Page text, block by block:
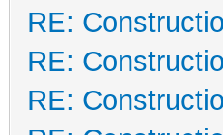
RE:
RE:
RE: